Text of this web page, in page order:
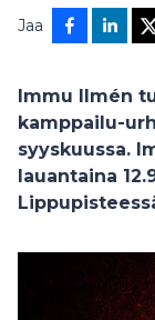
Jaa
Immu Ilmén
kamppailu-
syyskuussa.
lauantaina